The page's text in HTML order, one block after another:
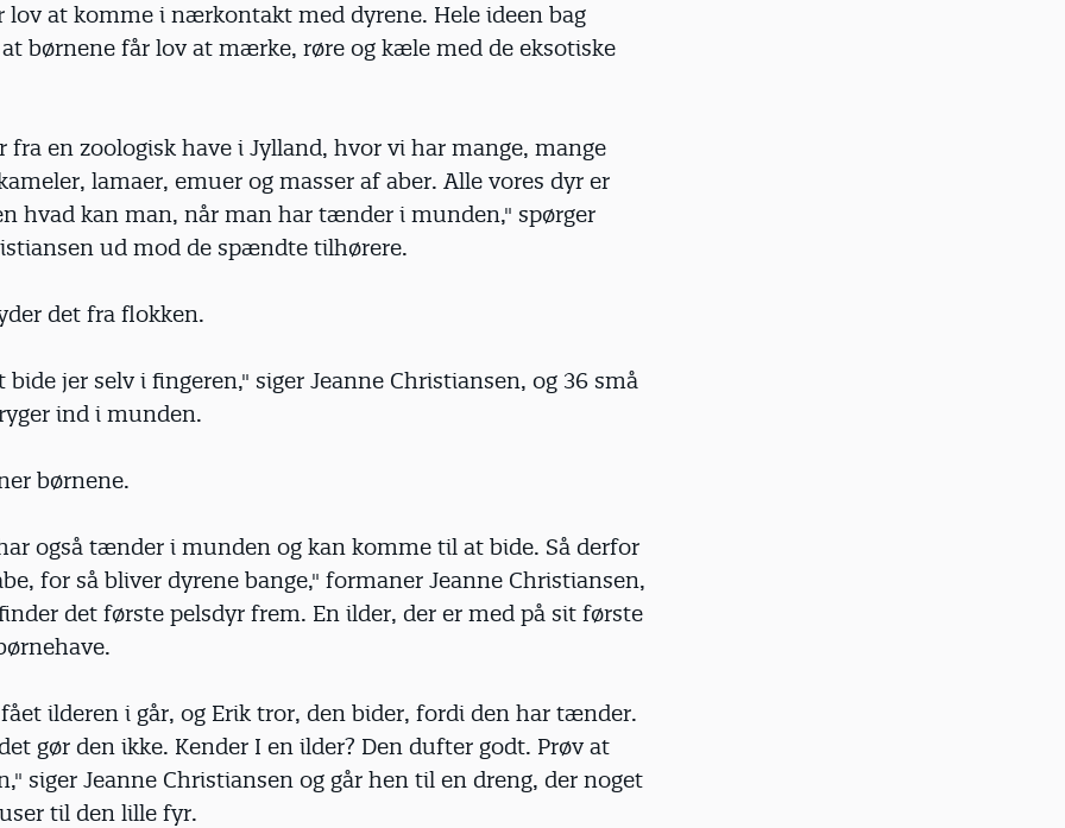
lov at komme i nærkontakt med dyrene. Hele ideen bag
at børnene får lov at mærke, røre og kæle med de eksotiske
fra en zoologisk have i Jylland, hvor vi har mange, mange
lamaer, emuer og masser af aber. Alle vores dyr er
hvad kan man, når man har tænder i munden," spørger
ud mod de spændte tilhørere.
det fra flokken.
bide jer selv i fingeren," siger Jeanne Christiansen, og 36 små
ind i munden.
børnene.
også tænder i munden og kan komme til at bide. Så derfor
for så bliver dyrene bange," formaner Jeanne Christiansen,
det første pelsdyr frem. En ilder, der er med på sit første
ilderen i går, og Erik tror, den bider, fordi den har tænder.
gør den ikke. Kender I en ilder? Den dufter godt. Prøv at
siger Jeanne Christiansen og går hen til en dreng, der noget
til den lille fyr.